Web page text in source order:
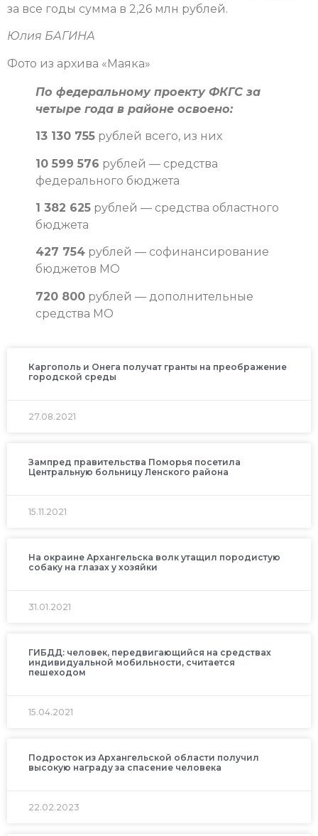
за все годы сумма в 2,26 млн рублей.
Юлия БАГИНА
Фото из архива «Маяка»
По федеральному проекту ФКГС за
четыре года в районе освоено:
13 130 755 рублей всего, из них
10 599 576 рублей — средства
федерального бюджета
1 382 625 рублей — средства областного
бюджета
427 754 рублей — софинансирование
бюджетов МО
720 800 рублей — дополнительные
средства МО
Каргополь и Онега получат гранты на преображение
городской среды
27.08.2021
Зампред правительства Поморья посетила
Центральную больницу Ленского района
15.11.2021
На окраине Архангельска волк утащил породистую
собаку на глазах у хозяйки
31.01.2021
ГИБДД: человек, передвигающийся на средствах
индивидуальной мобильности, считается
пешеходом
15.04.2021
Подросток из Архангельской области получил
высокую награду за спасение человека
22.02.2023